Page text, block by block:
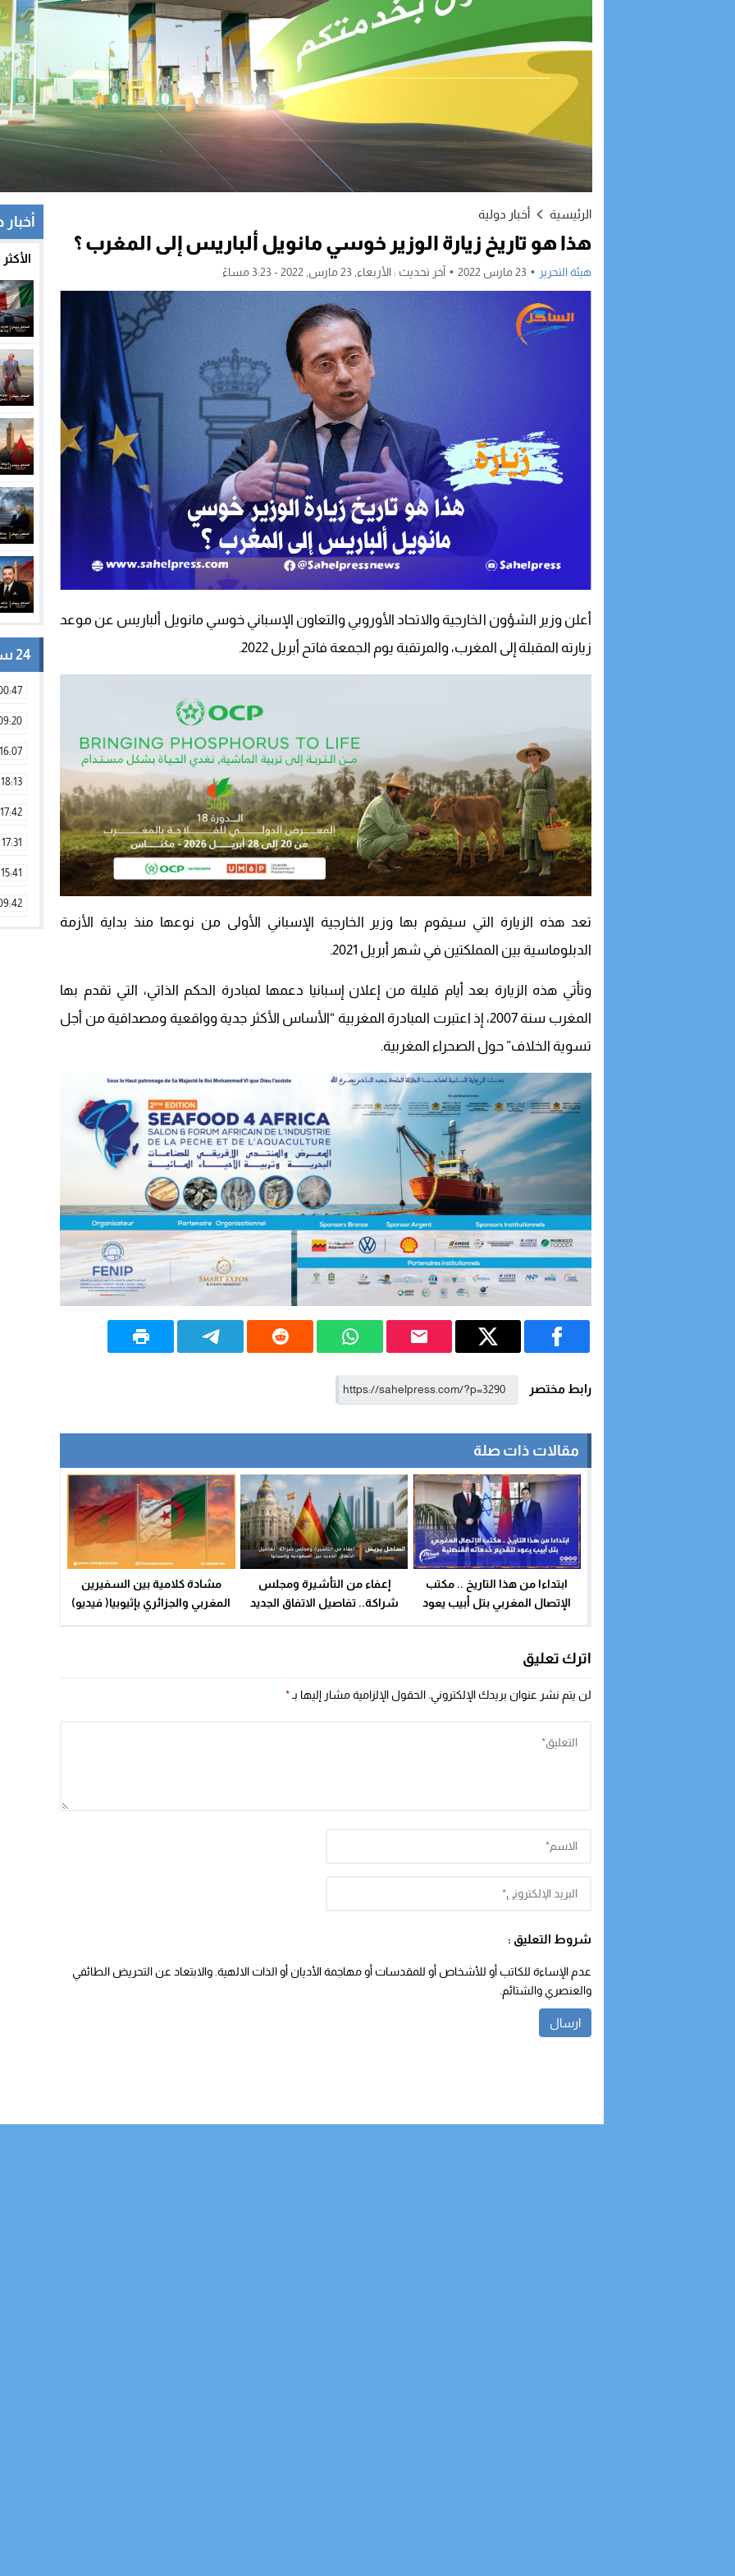
الرئيسية أخبار دولية
هذا هو تاريخ زيارة الوزير خوسي مانويل ألباريس إلى المغرب ؟
هيئة التحرير 23 مارس 2022 آخر تحديث : الأربعاء, 23 مارس, 2022 - 3:23 مساءً
أعلن وزير الشؤون الخارجية والاتحاد الأوروبي والتعاون الإسباني خوسي مانويل ألباريس عن موعد
زيارته المقبلة إلى المغرب، والمرتقبة يوم الجمعة فاتح أبريل 2022.
تعد هذه الزيارة التي سيقوم بها وزير الخارجية الإسباني الأولى من نوعها منذ بداية الأزمة
الدبلوماسية بين المملكتين في شهر أبريل 2021.
وتأتي هذه الزيارة بعد أيام قليلة من إعلان إسبانيا دعمها لمبادرة الحكم الذاتي، التي تقدم بها
المغرب سنة 2007، إذ اعتبرت المبادرة المغربية “الأساس الأكثر جدية وواقعية ومصداقية من أجل
تسوية الخلاف” حول الصحراء المغربية.
رابط مختصر
مقالات ذات صلة
ابتداءا من هذا التاريخ .. مكتب
الإتصال المغربي بتل أبيب يعود
إعفاء من التأشيرة ومجلس
شراكة.. تفاصيل الاتفاق الجديد
مشادة كلامية بين السفيرين
المغربي والجزائري بإثيوبيا( فيديو)
اترك تعليق
لن يتم نشر عنوان بريدك الإلكتروني. الحقول الإلزامية مشار إليها بـ *
شروط التعليق :
عدم الإساءة للكاتب أو للأشخاص أو للمقدسات أو مهاجمة الأديان أو الذات الالهية. والابتعاد عن التحريض الطائفي
والعنصري والشتائم.
أخبار
24 ساعة
16:07
18:13
17:42
17:31
15:41